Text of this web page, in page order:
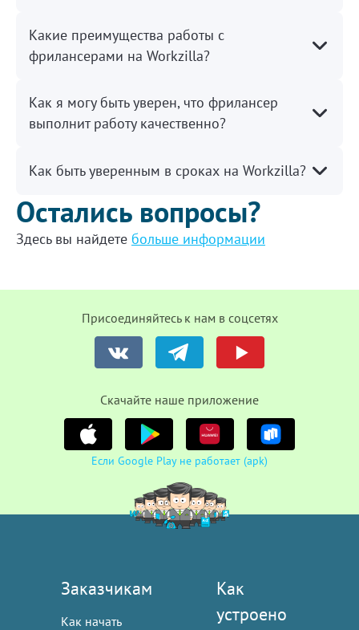
500
Какие преимущества работы с
фрилансерами на Workzilla?
Как я могу быть уверен, что фрилансер
выполнит работу качественно?
Как быть уверенным в сроках на Workzilla?
Остались вопросы?
Здесь вы найдете больше информации
Присоединяйтесь к нам в соцсетях
Cкачайте наше приложение
Если Google Play не работает (apk)
Заказчикам
Как начать
Как
устроено